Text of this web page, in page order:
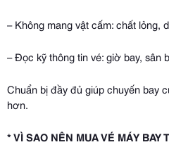
– Không mang vật cấm: chất lỏng,
– Đọc kỹ thông tin vé: giờ bay, sân
Chuẩn bị đầy đủ giúp chuyến bay
hơn.
* VÌ SAO NÊN MUA VÉ MÁY BAY